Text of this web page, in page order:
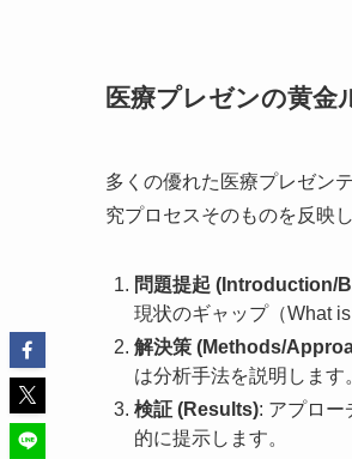
医療プレゼンの黄
多くの優れた医療プレゼン
究プロセスそのものを反映
問題提起 (Introduction/
現状のギャップ（What
解決策 (Methods/
は分析手法を説明します
検証 (Results): アプロー
的に提示します。